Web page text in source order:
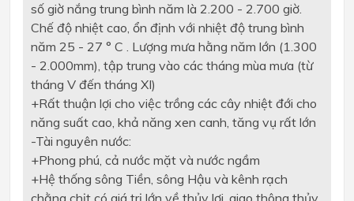
số giờ nắng trung bình năm là 2.200 - 2.700 giờ.
Chế độ nhiệt cao, ổn định với nhiệt độ trung bình
năm 25 - 27 ° C . Lượng mưa hằng năm lớn (1.300
- 2.000mm), tập trung vào các tháng mùa mưa (từ
tháng V đến tháng XI)
+Rất thuận lợi cho việc trồng các cây nhiệt đới cho
năng suất cao, khả năng xen canh, tăng vụ rất lớn
-Tài nguyên nước:
+Phong phú, cả nước mặt và nước ngầm
+Hệ thống sông Tiền, sông Hậu và kênh rạch